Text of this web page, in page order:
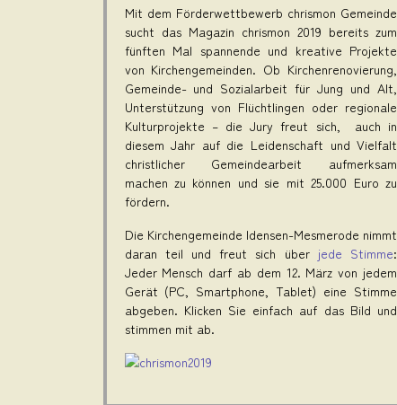
Mit dem Förderwettbewerb chrismon Gemeinde
sucht das Magazin chrismon 2019 bereits zum
fünften Mal spannende und kreative Projekte
von Kirchengemeinden. Ob Kirchenrenovierung,
Gemeinde- und Sozialarbeit für Jung und Alt,
Unterstützung von Flüchtlingen oder regionale
Kulturprojekte – die Jury freut sich, auch in
diesem Jahr auf die Leidenschaft und Vielfalt
christlicher Gemeindearbeit aufmerksam
machen zu können und sie mit 25.000 Euro zu
fördern.
Die Kirchengemeinde Idensen-Mesmerode nimmt
daran teil und freut sich über jede Stimme:
Jeder Mensch darf ab dem 12. März von jedem
Gerät (PC, Smartphone, Tablet) eine Stimme
abgeben. Klicken Sie einfach auf das Bild und
stimmen mit ab.